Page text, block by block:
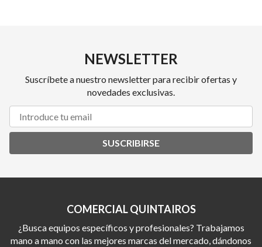
NEWSLETTER
Suscríbete a nuestro newsletter para recibir ofertas y
novedades exclusivas.
SUSCRIBIRSE
COMERCIAL QUINTAIROS
¿Busca equipos específicos y profesionales? Trabajamos
mano a mano con las mejores marcas del mercado, dándonos